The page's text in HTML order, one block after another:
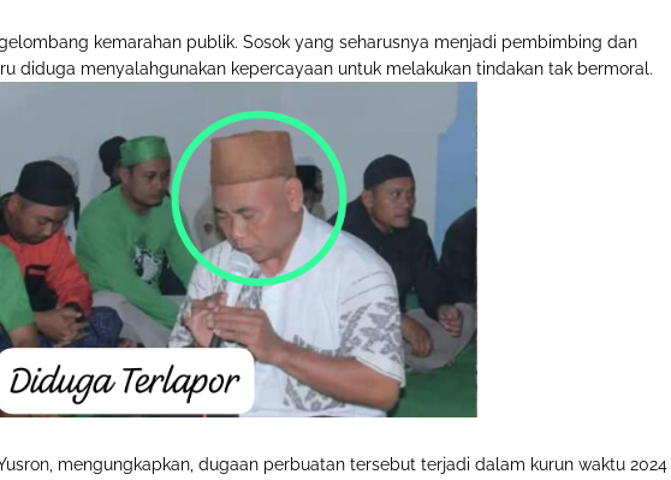
kemarahan publik. Sosok yang seharusnya menjadi pembimbing dan
diduga menyalahgunakan kepercayaan untuk melakukan tindakan tak bermoral.
mengungkapkan, dugaan perbuatan tersebut terjadi dalam kurun waktu 2024